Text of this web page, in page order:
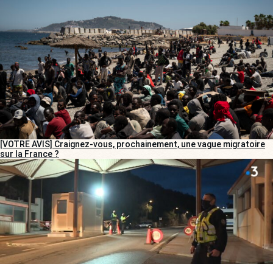
[VOTRE AVIS] Craignez-vous, prochainement, une vague migratoire
sur la France ?